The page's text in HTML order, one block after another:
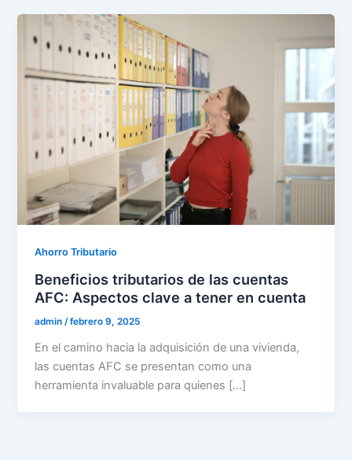
Ahorro Tributario
Beneficios tributarios de las cuentas
AFC: Aspectos clave a tener en cuenta
admin /febrero 9, 2025
En el camino hacia la adquisición de una vivienda,
las cuentas AFC se presentan como una
herramienta invaluable para quienes […]